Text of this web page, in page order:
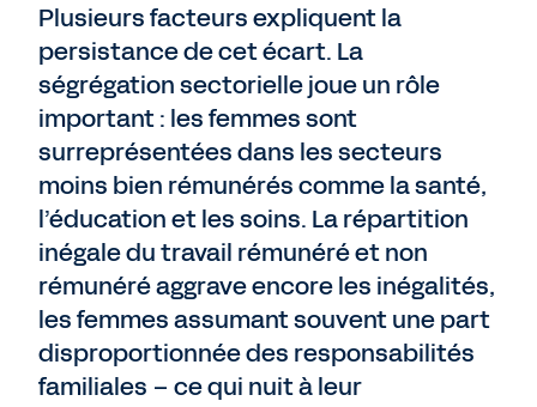
Plusieurs facteurs expliquent la
persistance de cet écart. La
ségrégation sectorielle joue un rôle
important : les femmes sont
surreprésentées dans les secteurs
moins bien rémunérés comme la santé,
l’éducation et les soins. La répartition
inégale du travail rémunéré et non
rémunéré aggrave encore les inégalités,
les femmes assumant souvent une part
disproportionnée des responsabilités
familiales – ce qui nuit à leur